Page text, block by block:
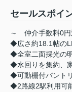
セールスポイ
～ 仲介手数料0
◆広さ約18.1帖の
◆全室二面採光の
◆水回りを集約、
◆可動棚付パント
◆2路線2駅利用可